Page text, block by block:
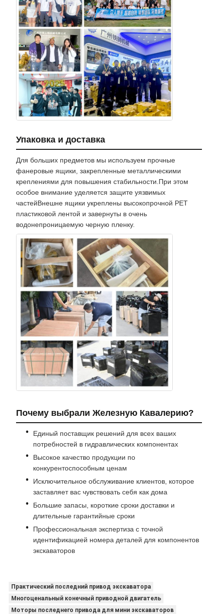
Упаковка и доставка
Для больших предметов мы используем прочные
фанеровые ящики, закрепленные металлическими
креплениями для повышения стабильности.При этом
особое внимание уделяется защите уязвимых
частейВнешне ящики укреплены высокопрочной PET
пластиковой лентой и завернуты в очень
водонепроницаемую черную пленку.
Почему выбрали Железную Кавалерию?
Единый поставщик решений для всех ваших
потребностей в гидравлических компонентах
Высокое качество продукции по
конкурентоспособным ценам
Исключительное обслуживание клиентов, которое
заставляет вас чувствовать себя как дома
Большие запасы, короткие сроки доставки и
длительные гарантийные сроки
Профессиональная экспертиза с точной
идентификацией номера деталей для компонентов
экскаваторов
Практический последний привод экскаватора
Многоценальный конечный приводной двигатель
Моторы последнего привода для мини экскаваторов